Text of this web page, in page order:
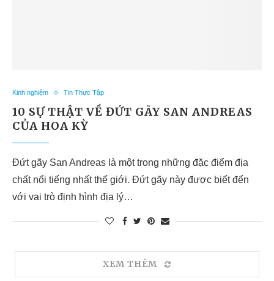
Kinh nghiệm Tin Thực Tập
10 SỰ THẬT VỀ ĐỨT GÃY SAN ANDREAS
CỦA HOA KỲ
Đứt gãy San Andreas là một trong những đặc điểm địa
chất nổi tiếng nhất thế giới. Đứt gãy này được biết đến
với vai trò định hình địa lý…
XEM THÊM